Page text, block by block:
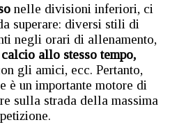
nelle divisioni inferiori, ci
superare: diversi stili di
negli orari di allenamento,
allo stesso tempo,
gli amici, ecc. Pertanto,
è un importante motore di
sulla strada della massima